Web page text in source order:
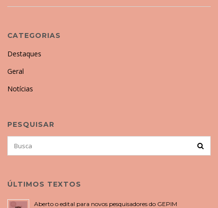
CATEGORIAS
Destaques
Geral
Notícias
PESQUISAR
for:
BUSCA
ÚLTIMOS TEXTOS
Aberto o edital para novos pesquisadores do GEPIM